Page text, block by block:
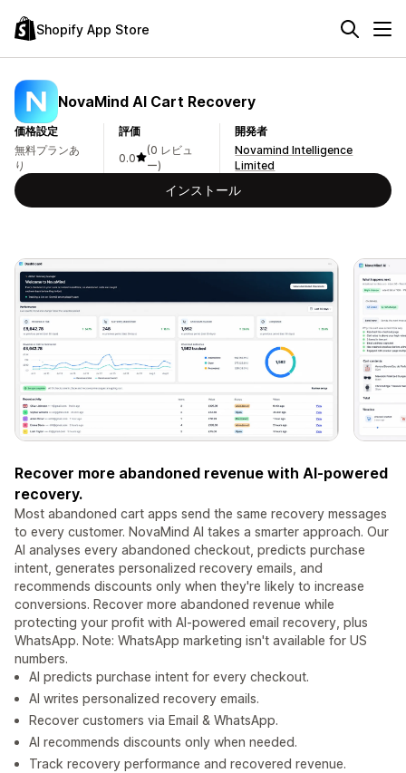
Shopify App Store
NovaMind AI Cart Recovery
価格設定
無料プランあ
り
評価
0.0
(0 レビュ
ー)
開発者
Novamind Intelligence
Limited
インストール
Recover more abandoned revenue with AI-powered
recovery.
Most abandoned cart apps send the same recovery messages
to every customer. NovaMind AI takes a smarter approach. Our
AI analyses every abandoned checkout, predicts purchase
intent, generates personalized recovery emails, and
recommends discounts only when they're likely to increase
conversions. Recover more abandoned revenue while
protecting your profit with AI-powered email recovery, plus
WhatsApp. Note: WhatsApp marketing isn't available for US
numbers.
AI predicts purchase intent for every checkout.
AI writes personalized recovery emails.
Recover customers via Email & WhatsApp.
AI recommends discounts only when needed.
Track recovery performance and recovered revenue.